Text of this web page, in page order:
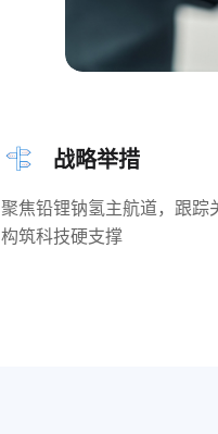
战略举措
聚焦铅锂钠氢主航道，跟踪
构筑科技硬支撑